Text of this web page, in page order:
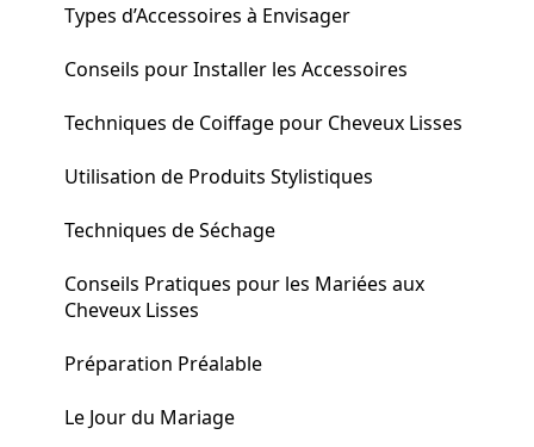
Types d’Accessoires à Envisager
Conseils pour Installer les Accessoires
Techniques de Coiffage pour Cheveux Lisses
Utilisation de Produits Stylistiques
Techniques de Séchage
Conseils Pratiques pour les Mariées aux
Cheveux Lisses
Préparation Préalable
Le Jour du Mariage